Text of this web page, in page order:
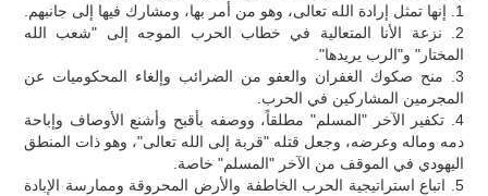
1. إنها تمثل إرادة الله تعالى، وهو من أمر بها، ومشارك فيها إلى جانبهم.
2. نزعة الأنا المتعالية في خطاب الحرب الموجه إلى "شعب الله
المختار" و"الرب يريدها".
3. منح صكوك الغفران والعفو من الضرائب وإلغاء المحكوميات عن
المجرمين المشاركين في الحرب.
4. تكفير الآخر "المسلم" مطلقاً، ووصفه بأقبح وأشنع الأوصاف وإباحة
دمه وماله وعرضه، وجعل قتله "قربة إلى الله تعالى"، وهو ذات المنطق
اليهودي في الموقف من الآخر "المسلم" خاصة.
5. اتباع استراتيجية الحرب الخاطفة والأرض المحروقة وممارسة الإبادة